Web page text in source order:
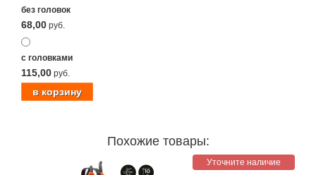
без головок
68,00 руб.
с головками
115,00 руб.
Похожие товары:
Уточните наличие